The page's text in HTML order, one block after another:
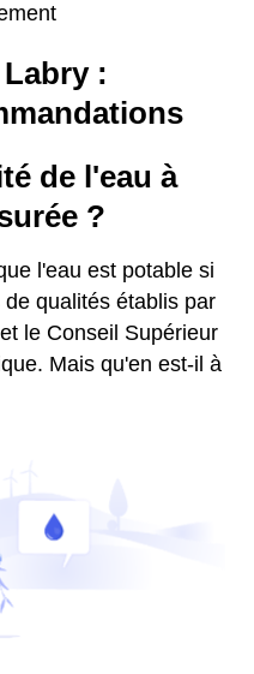
:
de l'eau à
?
l'eau est potable si
qualités établis par
le Conseil Supérieur
Mais qu'en est-il à